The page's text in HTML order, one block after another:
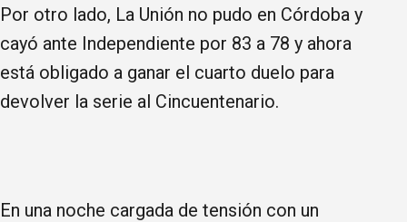
Por otro lado, La Unión no pudo en Córdoba y
cayó ante Independiente por 83 a 78 y ahora
está obligado a ganar el cuarto duelo para
devolver la serie al Cincuentenario.
En una noche cargada de tensión con un